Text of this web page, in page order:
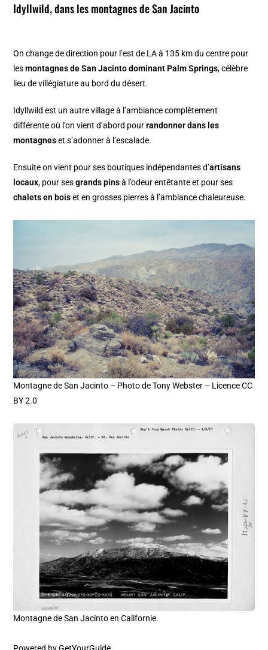
Idyllwild, dans les montagnes de San Jacinto
On change de direction pour l’est de LA à 135 km du centre pour
lesmontagnes de San Jacinto dominant Palm Springs, célèbre
lieu de villégiature au bord du désert.
Idyllwild est un autre village à l’ambiance complètement
différente où l’on vient d’abord pourrandonner dans les
montagneset s’adonner à l’escalade.
Ensuite on vient pour ses boutiques indépendantes d’artisans
locaux, pour sesgrands pinsà l’odeur entêtante et pour ses
chalets en boiset en grosses pierres à l’ambiance chaleureuse.
Montagne de San Jacinto – Photo de Tony Webster – Licence CC
BY 2.0
Montagne de San Jacinto en Californie.